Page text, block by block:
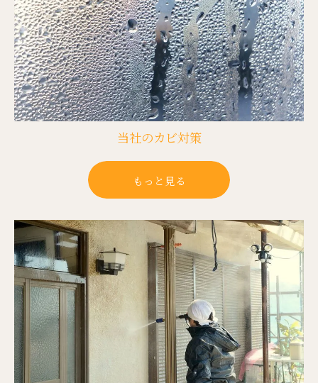
当社のカビ対策
もっと見る